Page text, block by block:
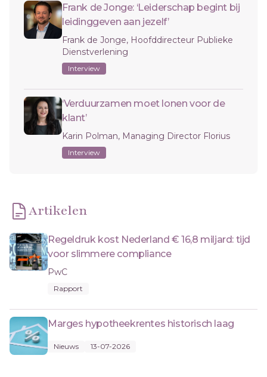
Frank de Jonge: ‘Leiderschap begint bij
leidinggeven aan jezelf’
Frank de Jonge, Hoofddirecteur Publieke
Dienstverlening
Interview
‘Verduurzamen moet lonen voor de
klant’
Karin Polman, Managing Director Florius
Interview
Artikelen
Regeldruk kost Nederland € 16,8 miljard: tijd
voor slimmere compliance
PwC
Rapport
Marges hypotheekrentes historisch laag
Nieuws 13-07-2026